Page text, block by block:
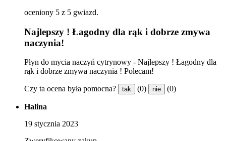
oceniony 5 z 5 gwiazd.
Najlepszy ! Łagodny dla rąk i dobrze zmywa
naczynia!
Płyn do mycia naczyń cytrynowy - Najlepszy ! Łagodny dla
rąk i dobrze zmywa naczynia ! Polecam!
Czy ta ocena była pomocna? tak (0) nie (0)
Halina
19 stycznia 2023